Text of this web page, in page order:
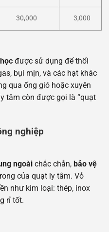
30,000 3,000
được sử dụng để thổi
bụi mịn, và các hạt khác
qua ống gió hoặc xuyên
tâm còn được gọi là “quạt
nghiệp
ngoài chắc chắn, bảo vệ
của quạt ly tâm. Vỏ
như kim loại: thép, inox
rỉ tốt.